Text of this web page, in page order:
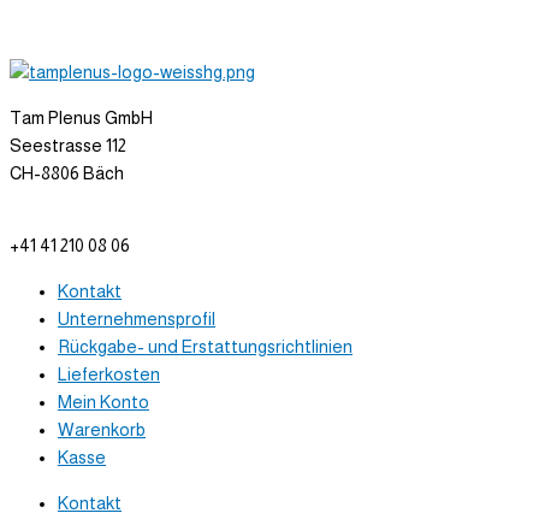
Tam Plenus GmbH
Seestrasse 112
CH-8806 Bäch
+41 41 210 08 06
Kontakt
Unternehmensprofil
Rückgabe- und Erstattungsrichtlinien
Lieferkosten
Mein Konto
Warenkorb
Kasse
Kontakt